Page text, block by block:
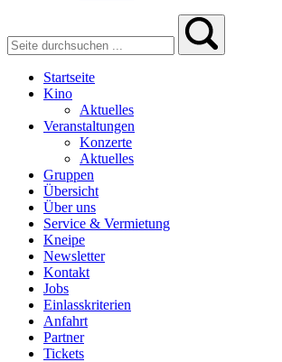
Startseite
Kino
Aktuelles
Veranstaltungen
Konzerte
Aktuelles
Gruppen
Übersicht
Über uns
Service & Vermietung
Kneipe
Newsletter
Kontakt
Jobs
Einlasskriterien
Anfahrt
Partner
Tickets